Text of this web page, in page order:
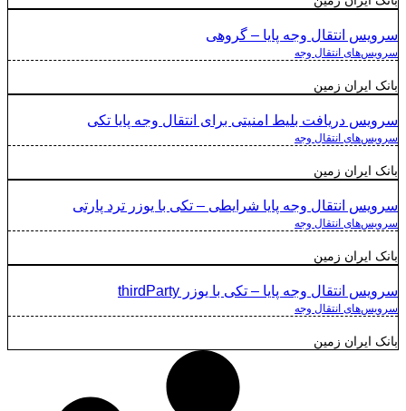
سرویس انتقال وجه پایا – گروهی
سرویس‌های انتقال وجه
بانک ایران زمین
سرویس دریافت بلیط امنیتی برای انتقال وجه پایا تکی
سرویس‌های انتقال وجه
بانک ایران زمین
سرویس انتقال وجه پایا شرایطی – تکی با یوزر ترد پارتی
سرویس‌های انتقال وجه
بانک ایران زمین
سرویس انتقال وجه پایا – تکی با یوزر thirdParty
سرویس‌های انتقال وجه
بانک ایران زمین